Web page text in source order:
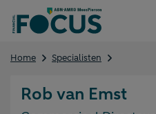
naar
Home Specialisten
Rob van Emst